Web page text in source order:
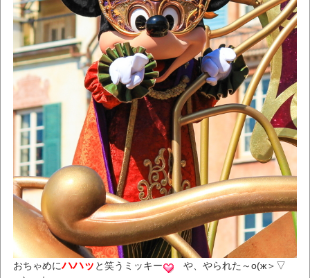
おちゃめにハハッ と笑うミッキー
や、やられた～о(ж＞▽